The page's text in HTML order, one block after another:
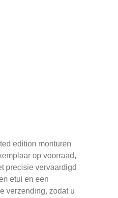
edition monturen
op voorraad,
precisie vervaardigd
etui en een
verzending, zodat u